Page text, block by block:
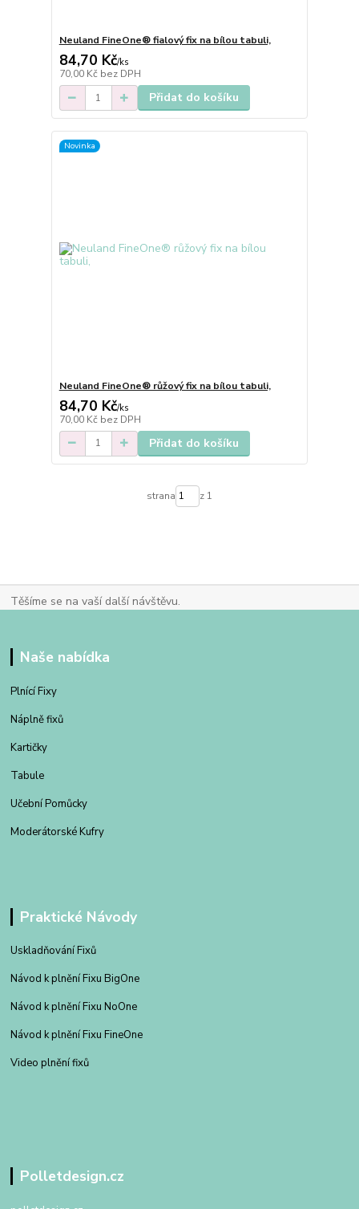
Neuland FineOne® fialový fix na bílou tabuli,
84,70 Kč/ks
70,00 Kč bez DPH
Přidat do košíku
Novinka
Neuland FineOne® růžový fix na bílou tabuli,
84,70 Kč/ks
70,00 Kč bez DPH
Přidat do košíku
strana z 1
Těšíme se na vaší další návštěvu.
Naše nabídka
Plnící Fixy
Náplně fixů
Kartičky
Tabule
Učební Pomůcky
Moderátorské Kufry
Praktické Návody
Uskladňování Fixů
Návod k plnění Fixu BigOne
Návod k plnění Fixu NoOne
Návod k plnění Fixu FineOne
Video plnění fixů
Polletdesign.cz